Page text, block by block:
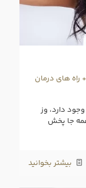
راه های درمان
دارد، وز
جا پخش
بیشتر بخوانید